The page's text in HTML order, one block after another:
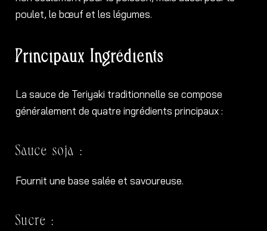
poulet, le bœuf et les légumes.
Principaux Ingrédients
La sauce de Teriyaki traditionnelle se compose
généralement de quatre ingrédients principaux :
Sauce soja :
Fournit une base salée et savoureuse.
Sucre :